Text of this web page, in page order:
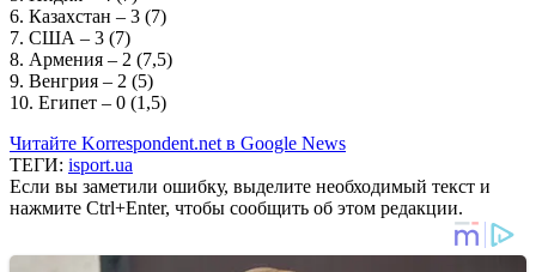
6. Казахстан – 3 (7)
7. США – 3 (7)
8. Армения – 2 (7,5)
9. Венгрия – 2 (5)
10. Египет – 0 (1,5)
Читайте Korrespondent.net в Google News
ТЕГИ: isport.ua
Если вы заметили ошибку, выделите необходимый текст и
нажмите Ctrl+Enter, чтобы сообщить об этом редакции.